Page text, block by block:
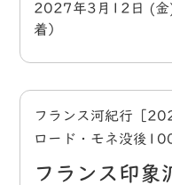
2027年3月12日 (
着）
フランス河紀行［
ロード・モネ没後
フランス印象